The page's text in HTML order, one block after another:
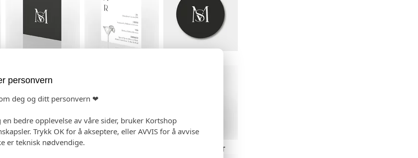
KONFETTIKORT
personvern
deg og ditt personvern ❤
en bedre opplevelse av våre sider, bruker Kortshop
Trykk OK for å akseptere, eller AVVIS for å avvise
er teknisk nødvendige.